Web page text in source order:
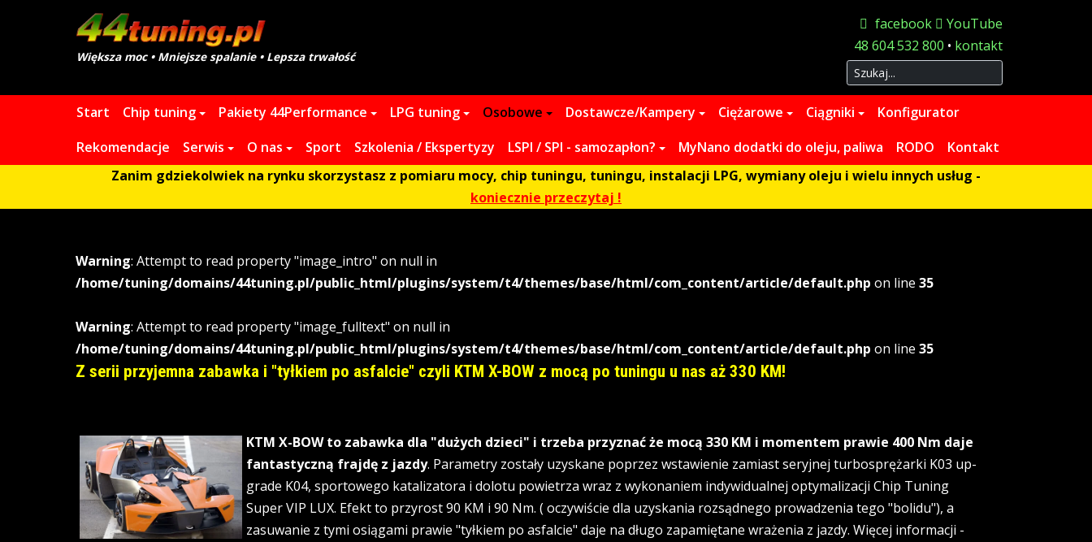
Większa moc • Mniejsze spalanie • Lepsza trwałość
facebook
YouTube
48 604 532 800 • kontakt
Szukaj
Start Chip tuning Pakiety 44Performance LPG tuning Osobowe Dostawcze/Kampery Ciężarowe Ciągniki
Konfigurator
Rekomendacje
Serwis O nas Sport Szkolenia / Ekspertyzy LSPI / SPI - samozapłon? MyNano dodatki do oleju, paliwa RODO
Kontakt
Zanim gdziekolwiek na rynku skorzystasz z pomiaru mocy, chip tuningu, tuningu, instalacji LPG, wymiany oleju i wielu innych usług -
koniecznie przeczytaj !
Warning: Attempt to read property "image_intro" on null in
/home/tuning/domains/44tuning.pl/public_html/plugins/system/t4/themes/base/html/com_content/article/default.php on line 35
Warning: Attempt to read property "image_fulltext" on null in
/home/tuning/domains/44tuning.pl/public_html/plugins/system/t4/themes/base/html/com_content/article/default.php on line 35
Z serii przyjemna zabawka i "tyłkiem po asfalcie" czyli KTM X-BOW z mocą po tuningu u nas aż 330 KM!
KTM X-BOW to zabawka dla "dużych dzieci" i trzeba przyznać że mocą 330 KM i momentem prawie 400 Nm daje
fantastyczną frajdę z jazdy. Parametry zostały uzyskane poprzez wstawienie zamiast seryjnej turbosprężarki K03 up-
grade K04, sportowego katalizatora i dolotu powietrza wraz z wykonaniem indywidualnej optymalizacji Chip Tuning
Super VIP LUX. Efekt to przyrost 90 KM i 90 Nm. ( oczywiście dla uzyskania rozsądnego prowadzenia tego "bolidu"), a
zasuwanie z tymi osiągami prawie "tyłkiem po asfalcie" daje na długo zapamiętane wrażenia z jazdy. Więcej informacji -